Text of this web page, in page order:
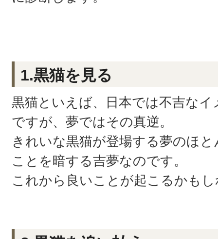
1.黒猫を見る
黒猫といえば、日本では不吉な
ですが、夢ではその真逆。
きれいな黒猫が登場する夢のほ
ことを暗する吉夢なのです。
これから良いことが起こるかも